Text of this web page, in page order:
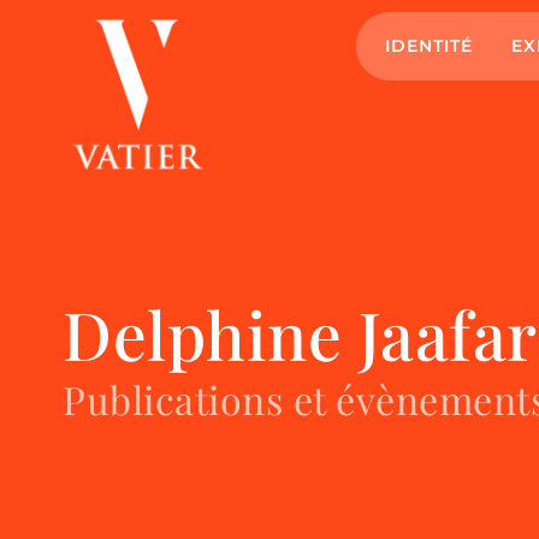
IDENTITÉ
Delphine Jaafar
Publications et